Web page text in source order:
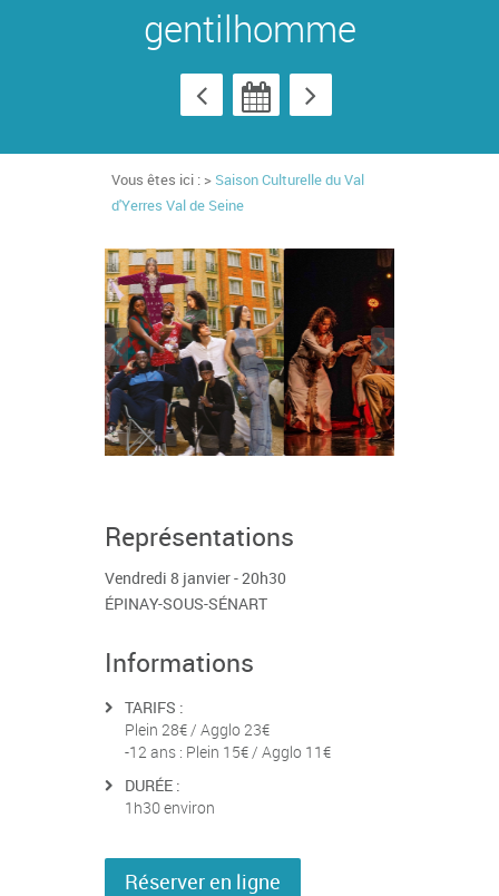
gentilhomme
Vous êtes ici : > Saison Culturelle du Val
d'Yerres Val de Seine
Représentations
Vendredi 8 janvier - 20h30
ÉPINAY-SOUS-SÉNART
Informations
TARIFS :
Plein 28€ / Agglo 23€
-12 ans : Plein 15€ / Agglo 11€
DURÉE :
1h30 environ
Réserver en ligne